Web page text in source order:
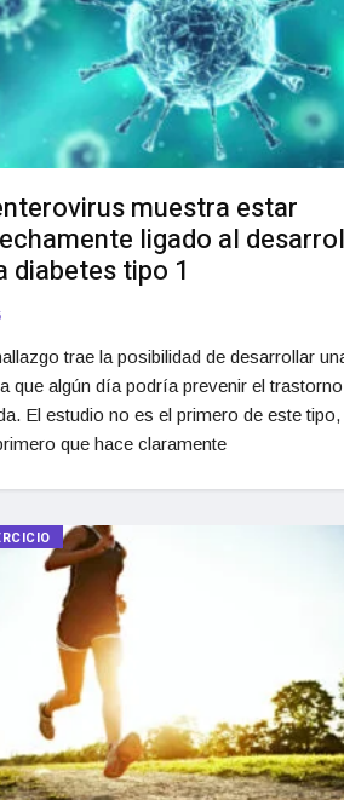
muestra estar
ligado al
diabetes tipo 1
trae la posibilidad de desarrollar
que algún día podría prevenir el
El estudio no es el primero de este tipo,
que hace claramente